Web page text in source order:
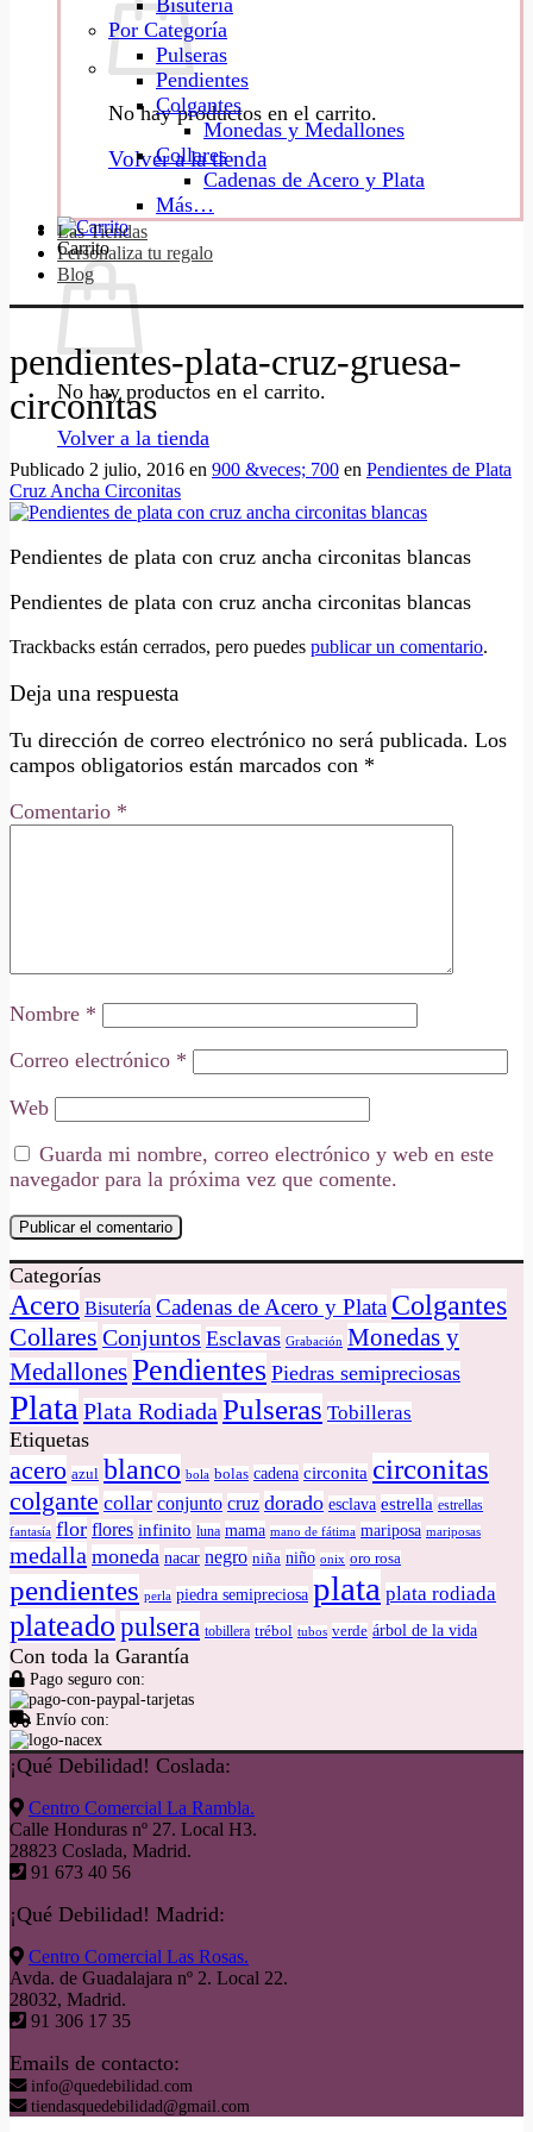
No hay productos en el carrito.
Volver a la tienda
Carrito
No hay productos en el carrito.
Volver a la tienda
Bisutería
Por Categoría
Pulseras
Pendientes
Colgantes
Monedas y Medallones
Collares
Cadenas de Acero y Plata
Más…
Las Tiendas
Personaliza tu regalo
Blog
pendientes-plata-cruz-gruesa-
circonitas
Publicado 2 julio, 2016 en 900 &veces; 700 en Pendientes de Plata
Cruz Ancha Circonitas
Pendientes de plata con cruz ancha circonitas blancas
Pendientes de plata con cruz ancha circonitas blancas
Trackbacks están cerrados, pero puedes publicar un comentario.
Deja una respuesta
Tu dirección de correo electrónico no será publicada. Los
campos obligatorios están marcados con *
Comentario *
Nombre *
Correo electrónico *
Web
Guarda mi nombre, correo electrónico y web en este
navegador para la próxima vez que comente.
Categorías
Acero Bisutería Cadenas de Acero y Plata Colgantes
Collares Conjuntos Esclavas Grabación Monedas y
MedallonesPendientes Piedras semipreciosas
PlataPlata RodiadaPulseras Tobilleras
Etiquetas
acero azul blanco bola bolas cadena circonita circonitas
colgante collar conjunto cruz dorado esclava estrella estrellas
fantasía flor flores infinito luna mama mano de fátima mariposa mariposas
medalla moneda nacar negro niña niño onix oro rosa
pendientes perla piedra semipreciosa plata plata rodiada
plateadopulsera tobillera trébol tubos verde árbol de la vida
Con toda la Garantía
Pago seguro con:
Envío con:
¡Qué Debilidad! Coslada:
Centro Comercial La Rambla.
Calle Honduras nº 27. Local H3.
28823 Coslada, Madrid.
91 673 40 56
¡Qué Debilidad! Madrid:
Centro Comercial Las Rosas.
Avda. de Guadalajara nº 2. Local 22.
28032, Madrid.
91 306 17 35
Emails de contacto:
info@quedebilidad.com
tiendasquedebilidad@gmail.com